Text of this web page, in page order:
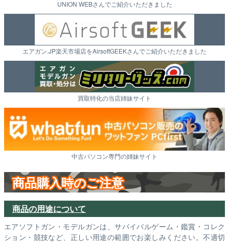
UNION WEBさんでご紹介いただきました
エアガン.JP楽天市場店をAirsoftGEEKさんでご紹介いただきました
買取特化の当店姉妹サイト
中古パソコン専門の姉妹サイト
商品購入時のご注意
商品の用途について
エアソフトガン・モデルガンは、サバイバルゲーム・鑑賞・コレク
ション・競技など、正しい用途の範囲でお楽しみください。不適切